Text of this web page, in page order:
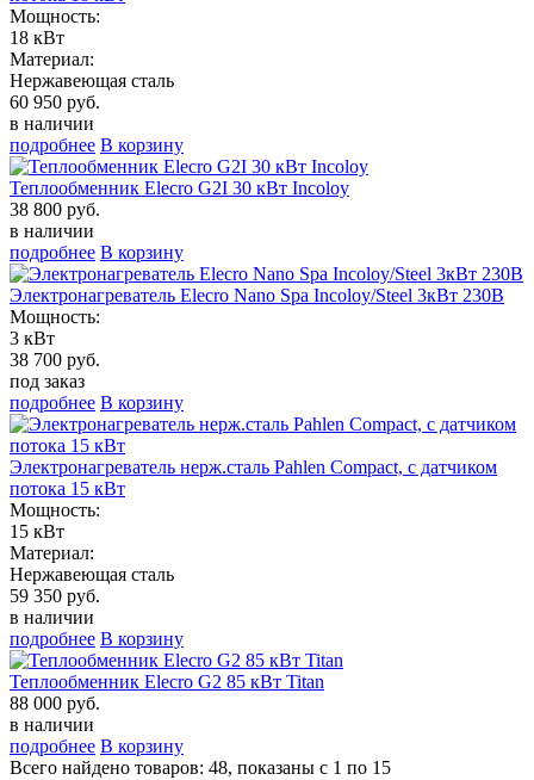
Мощность:
18 кВт
Материал:
Нержавеющая сталь
60 950 руб.
в наличии
подробнее В корзину
Теплообменник Elecro G2I 30 кВт Incoloy
38 800 руб.
в наличии
подробнее В корзину
Электронагреватель Elecro Nano Spa Incoloy/Steel 3кВт 230В
Мощность:
3 кВт
38 700 руб.
под заказ
подробнее В корзину
Электронагреватель нерж.сталь Pahlen Compact, с датчиком
потока 15 кВт
Мощность:
15 кВт
Материал:
Нержавеющая сталь
59 350 руб.
в наличии
подробнее В корзину
Теплообменник Elecro G2 85 кВт Titan
88 000 руб.
в наличии
подробнее В корзину
Всего найдено товаров: 48, показаны с 1 по 15